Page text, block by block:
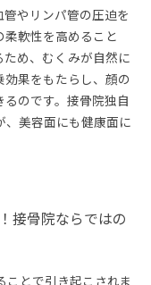
やリンパ管の圧迫を
軟性を高めること
め、むくみが自然に
果をもたらし、顔の
のです。接骨院独自
、美容面にも健康面に
接骨院ならではの
とで引き起こされま